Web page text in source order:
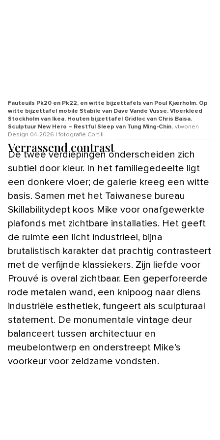
Fauteuils Pk20 en Pk22, en witte bijzettafels van Poul Kjærholm. Op
witte bijzettafel mobile Stabile van Dave Vande Vusse. Vloerkleed
Stockholm van Ikea. Houten bijzettafel Gridloc van Chris Baisa.
Sculptuur New Hero – Restful Sleep van Tung Ming-Chin. vtwonen
Design 04-2026 | fotografie Cortili
Verrassend contrast
De twee verdiepingen onderscheiden zich
subtiel door kleur. In het familiegedeelte ligt
een donkere vloer; de galerie kreeg een witte
basis. Samen met het Taiwanese bureau
Skillabilitydept koos Mike voor onafgewerkte
plafonds met zichtbare installaties. Het geeft
de ruimte een licht industrieel, bijna
brutalistisch karakter dat prachtig contrasteert
met de verfijnde klassiekers. Zijn liefde voor
Prouvé is overal zichtbaar. Een geperforeerde
rode metalen wand, een knipoog naar diens
industriële esthetiek, fungeert als sculpturaal
statement. De monumentale vintage deur
balanceert tussen architectuur en
meubelontwerp en onderstreept Mike’s
voorkeur voor zeldzame vondsten.